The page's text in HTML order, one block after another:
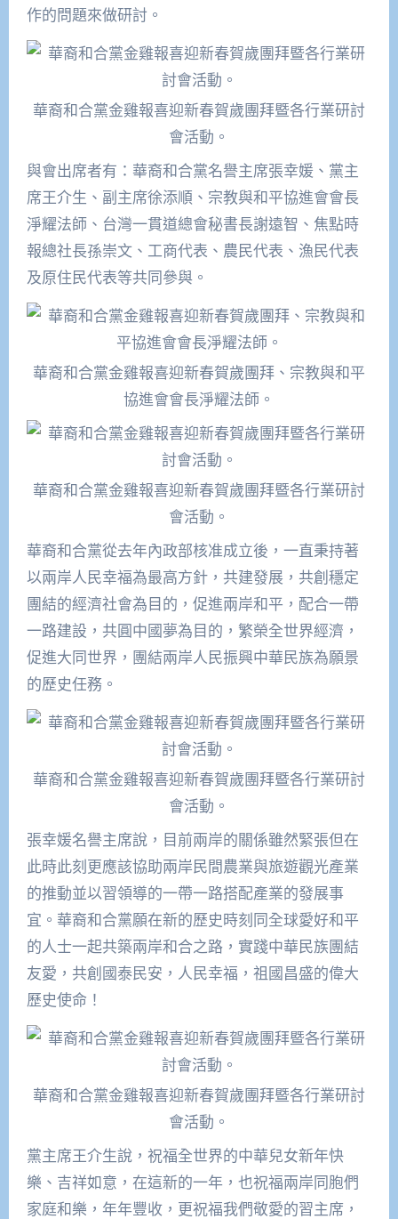
作的問題來做研討。
華裔和合黨金雞報喜迎新春賀歲團拜暨各行業研討
會活動。
與會出席者有：華裔和合黨名譽主席張幸媛、黨主
席王介生、副主席徐添順、宗教與和平協進會會長
淨耀法師、台灣一貫道總會秘書長謝遠智、焦點時
報總社長孫崇文、工商代表、農民代表、漁民代表
及原住民代表等共同參與。
華裔和合黨金雞報喜迎新春賀歲團拜、宗教與和平
協進會會長淨耀法師。
華裔和合黨金雞報喜迎新春賀歲團拜暨各行業研討
會活動。
華裔和合黨從去年內政部核准成立後，一直秉持著
以兩岸人民幸福為最高方針，共建發展，共創穩定
團結的經濟社會為目的，促進兩岸和平，配合一帶
一路建設，共圓中國夢為目的，繁榮全世界經濟，
促進大同世界，團結兩岸人民振興中華民族為願景
的歷史任務。
華裔和合黨金雞報喜迎新春賀歲團拜暨各行業研討
會活動。
張幸媛名譽主席說，目前兩岸的關係雖然緊張但在
此時此刻更應該協助兩岸民間農業與旅遊觀光產業
的推動並以習領導的一帶一路搭配產業的發展事
宜。華裔和合黨願在新的歷史時刻同全球愛好和平
的人士一起共築兩岸和合之路，實踐中華民族團結
友愛，共創國泰民安，人民幸福，祖國昌盛的偉大
歷史使命！
華裔和合黨金雞報喜迎新春賀歲團拜暨各行業研討
會活動。
黨主席王介生說，祝福全世界的中華兒女新年快
樂、吉祥如意，在這新的一年，也祝福兩岸同胞們
家庭和樂，年年豐收，更祝福我們敬愛的習主席，